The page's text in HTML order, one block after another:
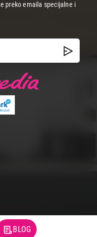
preko emaila specijalne i
BLOG